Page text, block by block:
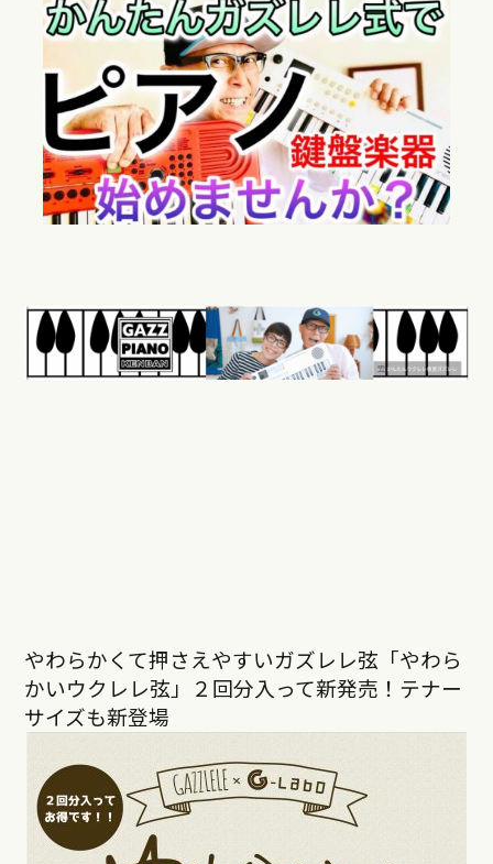
やわらかくて押さえやすいガズレレ弦「やわら
かいウクレレ弦」２回分入って新発売！テナー
サイズも新登場